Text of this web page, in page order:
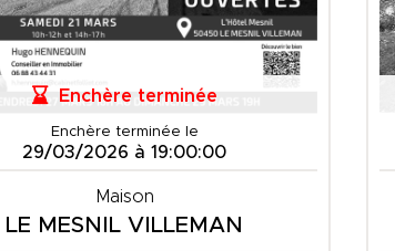
Enchère terminée
Enchère terminée le
29/03/2026 à 19:00:00
Maison
LE MESNIL VILLEMAN